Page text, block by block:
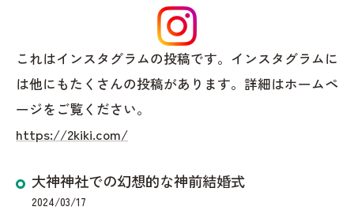
大神神社での幻想的な神前結婚式
2024/03/17
これはインスタグラムの投稿です。インスタグラムに
は他にもたくさんの投稿があります。詳細はホームペ
ージをご覧ください。
https://2kiki.com/